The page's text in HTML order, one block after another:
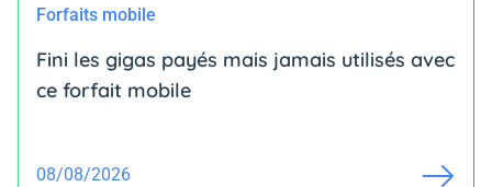
Forfaits mobile
Fini les gigas payés mais jamais utilisés avec
ce forfait mobile
08/08/2026